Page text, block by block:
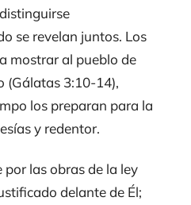
se revelan juntos. Los
mostrar al pueblo de
(Gálatas 3:10-14),
los preparan para la
y redentor.
por las obras de la ley
delante de Él;